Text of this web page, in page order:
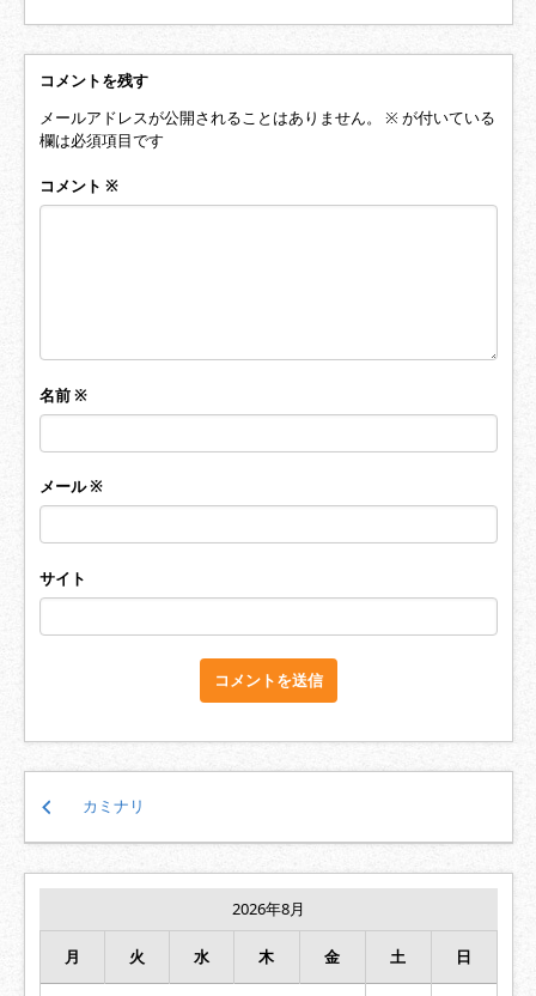
コメントを残す
メールアドレスが公開されることはありません。
※が付いている
欄は必須項目です
コメント ※
名前※
メール※
サイト
ナ
ゲ
カミナリ
2026年8月
月 火 水 木 金 土 日